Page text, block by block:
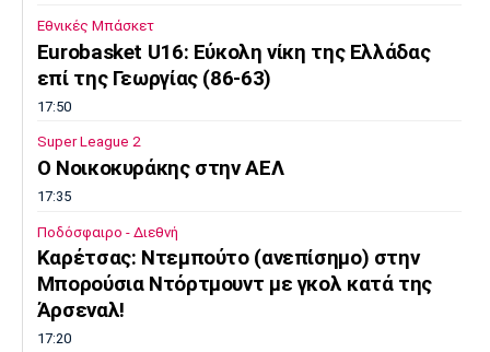
Εθνικές Μπάσκετ
Eurobasket U16: Εύκολη νίκη της Ελλάδας
επί της Γεωργίας (86-63)
17:50
Super League 2
O Noικοκυράκης στην ΑΕΛ
17:35
Ποδόσφαιρο - Διεθνή
Kαρέτσας: Ντεμπούτο (ανεπίσημο) στην
Μπορούσια Ντόρτμουντ με γκολ κατά της
Άρσεναλ!
17:20